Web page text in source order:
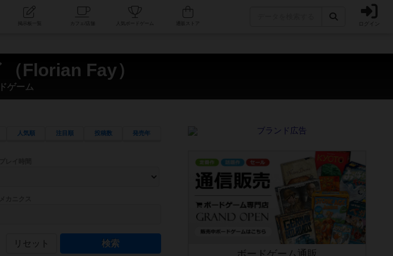
コミュニティ 人気ボードゲーム ログイン
Florian Fay）
ゲーム
人気順 注目順 投稿数 発売年
目安となる所要時間を指定することができます。マニュアルを読む時間や参加者へのルール説明時間は含まれていないため、初めて
ます。直感的にゲームシステムを理解できるよう、中世ファンタジー・クッキング・海賊同士の対決など、ゲームコンセプトを絞
ゲーム性を構成するコアシステムです。主にボードゲームに慣れている方向けの絞込機能です。例えば「ダイスロール」はランダ
リセット